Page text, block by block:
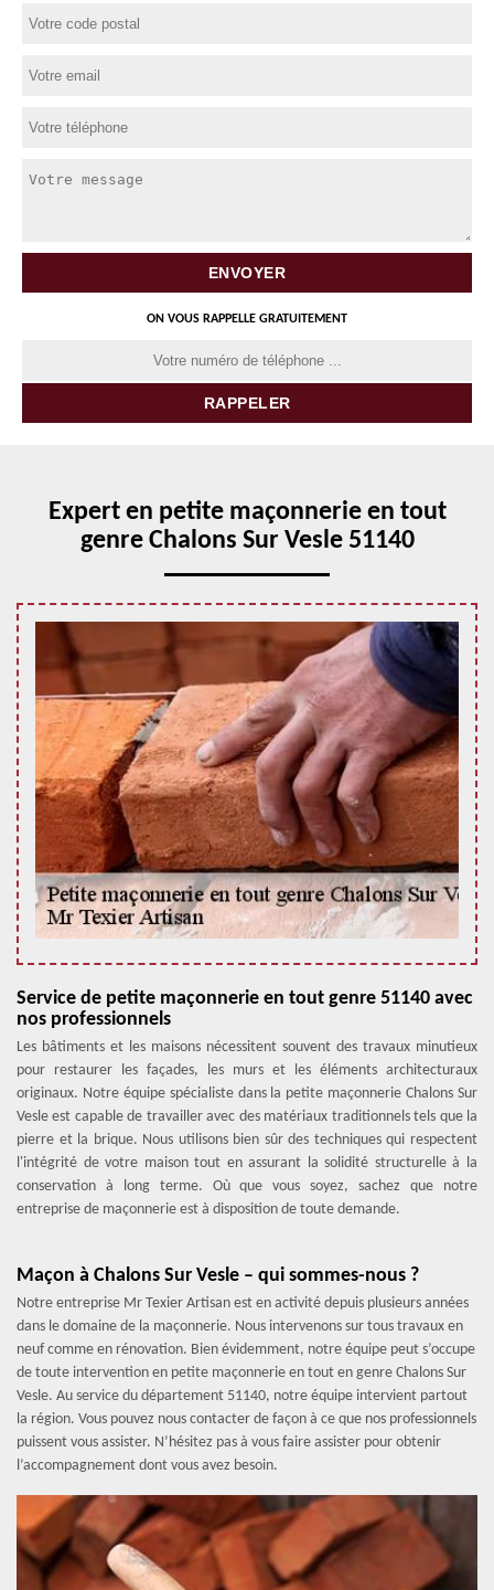
ON VOUS RAPPELLE GRATUITEMENT
Expert en petite maçonnerie en tout
genre Chalons Sur Vesle 51140
Service de petite maçonnerie en tout genre 51140 avec
nos professionnels
Les bâtiments et les maisons nécessitent souvent des travaux minutieux
pour restaurer les façades, les murs et les éléments architecturaux
originaux. Notre équipe spécialiste dans la petite maçonnerie Chalons Sur
Vesle est capable de travailler avec des matériaux traditionnels tels que la
pierre et la brique. Nous utilisons bien sûr des techniques qui respectent
l'intégrité de votre maison tout en assurant la solidité structurelle à la
conservation à long terme. Où que vous soyez, sachez que notre
entreprise de maçonnerie est à disposition de toute demande.
Maçon à Chalons Sur Vesle – qui sommes-nous ?
Notre entreprise Mr Texier Artisan est en activité depuis plusieurs années
dans le domaine de la maçonnerie. Nous intervenons sur tous travaux en
neuf comme en rénovation. Bien évidemment, notre équipe peut s’occupe
de toute intervention en petite maçonnerie en tout en genre Chalons Sur
Vesle. Au service du département 51140, notre équipe intervient partout
la région. Vous pouvez nous contacter de façon à ce que nos professionnels
puissent vous assister. N’hésitez pas à vous faire assister pour obtenir
l’accompagnement dont vous avez besoin.